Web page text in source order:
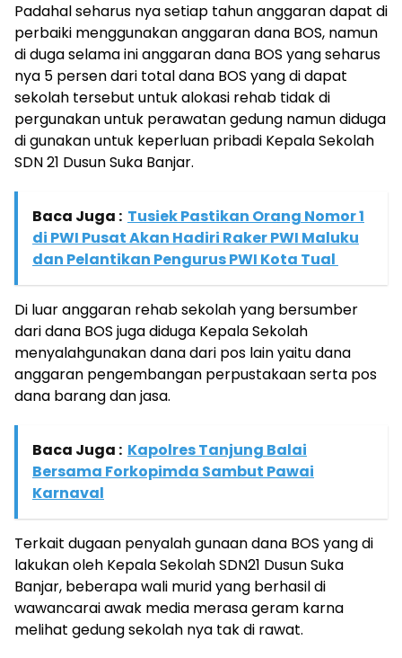
Padahal seharus nya setiap tahun anggaran dapat di
perbaiki menggunakan anggaran dana BOS, namun
di duga selama ini anggaran dana BOS yang seharus
nya 5 persen dari total dana BOS yang di dapat
sekolah tersebut untuk alokasi rehab tidak di
pergunakan untuk perawatan gedung namun diduga
di gunakan untuk keperluan pribadi Kepala Sekolah
SDN 21 Dusun Suka Banjar.
Baca Juga : Tusiek Pastikan Orang Nomor 1
di PWI Pusat Akan Hadiri Raker PWI Maluku
dan Pelantikan Pengurus PWI Kota Tual
Di luar anggaran rehab sekolah yang bersumber
dari dana BOS juga diduga Kepala Sekolah
menyalahgunakan dana dari pos lain yaitu dana
anggaran pengembangan perpustakaan serta pos
dana barang dan jasa.
Baca Juga : Kapolres Tanjung Balai
Bersama Forkopimda Sambut Pawai
Karnaval
Terkait dugaan penyalah gunaan dana BOS yang di
lakukan oleh Kepala Sekolah SDN21 Dusun Suka
Banjar, beberapa wali murid yang berhasil di
wawancarai awak media merasa geram karna
melihat gedung sekolah nya tak di rawat.